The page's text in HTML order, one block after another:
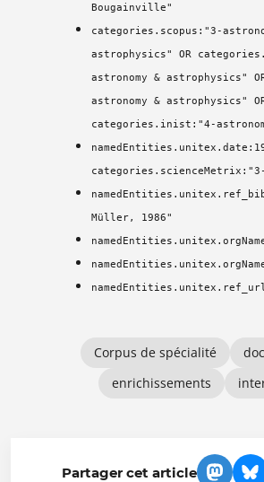
Bougainville"
categories.scopus:"3-
astrophysics" OR
astronomy & astrophysics"
astronomy & astrophysics"
categories.inist:"4-
Müller, 1986"
Corpus de spécialité
enrichissements
Partager cet article